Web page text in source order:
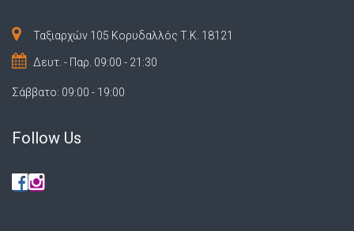
Ταξιαρχών 105 Κορυδαλλός Τ.Κ. 18121
Δευτ. - Παρ. 09:00 - 21:30
Σάββατο: 09:00 - 19:00
Follow Us